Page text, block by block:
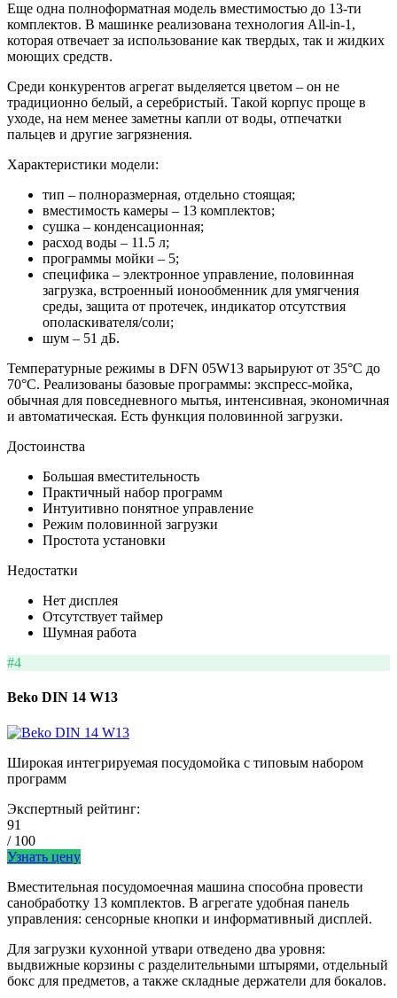
Еще одна полноформатная модель вместимостью до 13-ти
комплектов. В машинке реализована технология All-in-1,
которая отвечает за использование как твердых, так и жидких
моющих средств.
Среди конкурентов агрегат выделяется цветом – он не
традиционно белый, а серебристый. Такой корпус проще в
уходе, на нем менее заметны капли от воды, отпечатки
пальцев и другие загрязнения.
Характеристики модели:
тип – полноразмерная, отдельно стоящая;
вместимость камеры – 13 комплектов;
сушка – конденсационная;
расход воды – 11.5 л;
программы мойки – 5;
специфика – электронное управление, половинная
загрузка, встроенный ионообменник для умягчения
среды, защита от протечек, индикатор отсутствия
ополаскивателя/соли;
шум – 51 дБ.
Температурные режимы в DFN 05W13 варьируют от 35°С до
70°С. Реализованы базовые программы: экспресс-мойка,
обычная для повседневного мытья, интенсивная, экономичная
и автоматическая. Есть функция половинной загрузки.
Достоинства
Большая вместительность
Практичный набор программ
Интуитивно понятное управление
Режим половинной загрузки
Простота установки
Недостатки
Нет дисплея
Отсутствует таймер
Шумная работа
#4
Beko DIN 14 W13
Широкая интегрируемая посудомойка с типовым набором
программ
Экспертный рейтинг:
91
/ 100
Узнать цену
Вместительная посудомоечная машина способна провести
санобработку 13 комплектов. В агрегате удобная панель
управления: сенсорные кнопки и информативный дисплей.
Для загрузки кухонной утвари отведено два уровня:
выдвижные корзины с разделительными штырями, отдельный
бокс для предметов, а также складные держатели для бокалов.